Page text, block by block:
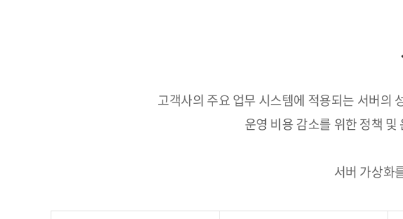
고객사의 주요 업무 시스템에 적용되는 서버의
운영 비용 감소를 위한 정책
서버 가상화